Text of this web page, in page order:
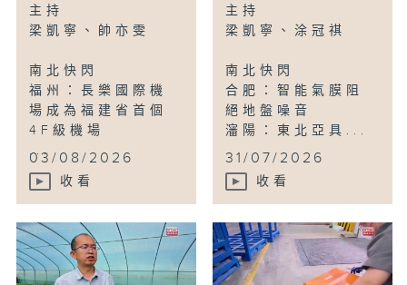
主持
梁凱寧、帥亦雯
南北快閃
福州：長樂國際機
場成為福建省首個
4F級機場
...
03/08/2026
收看
主持
梁凱寧、涂冠祺
南北快閃
合肥：智能氣膜阻
絕地盤噪音
瀋陽：東北亞具...
31/07/2026
收看